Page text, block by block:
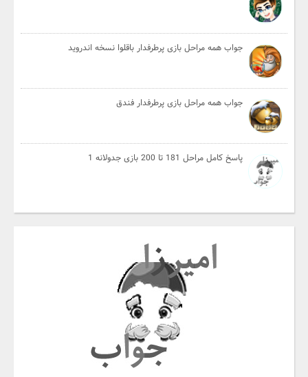
جواب همه مراحل بازی پرطرفدار باقلوا نسخه اندروید
جواب همه مراحل بازی پرطرفدار فندق
پاسخ کامل مراحل 181 تا 200 بازی جدولانه 1